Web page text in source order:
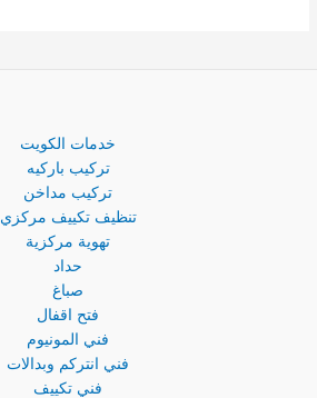
خدمات الكويت
تركيب باركيه
تركيب مداخن
تنظيف تكييف مركزي
تهوية مركزية
حداد
صباغ
فتح اقفال
فني المونيوم
فني انتركم وبدالات
فني تكييف